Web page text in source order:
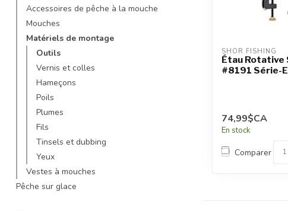
Accessoires de pêche à la mouche
Mouches
Matériels de montage
Outils
Vernis et colles
Hameçons
Poils
Plumes
Fils
Tinsels et dubbing
Yeux
Vestes à mouches
Pêche sur glace
SHOR FISHING
Étau Rotative
#8191 Série-
74,99$CA
En stock
Comparer